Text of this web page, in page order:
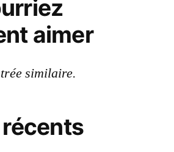
aimer
similaire.